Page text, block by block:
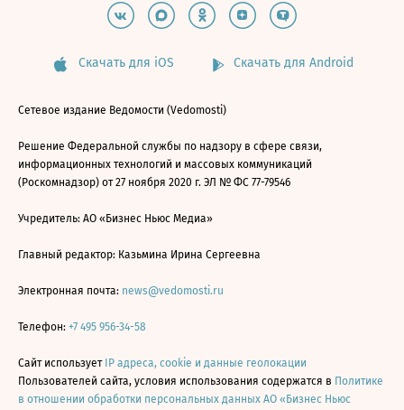
Скачать для iOS Скачать для Android
Сетевое издание Ведомости (Vedomosti)
Решение Федеральной службы по надзору в сфере связи,
информационных технологий и массовых коммуникаций
(Роскомнадзор) от 27 ноября 2020 г. ЭЛ № ФС 77-79546
Учредитель: АО «Бизнес Ньюс Медиа»
Главный редактор: Казьмина Ирина Сергеевна
Электронная почта: news@vedomosti.ru
Телефон: +7 495 956-34-58
Сайт использует IP адреса, cookie и данные геолокации
Пользователей сайта, условия использования содержатся в Политике
в отношении обработки персональных данных АО «Бизнес Ньюс